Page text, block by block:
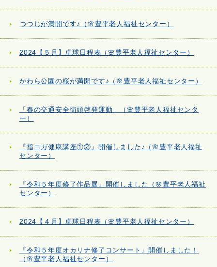
つつじが満開です♪（🌸豊平老人福祉センター）
2024【５月】卓球日程表（🌸豊平老人福祉センター）
かわら公園の桜が満開です♪（🌸豊平老人福祉センター）
「春の交通安全街頭啓発運動」（🌸豊平老人福祉センタ
ー）
『指ヨガ健康講座①②』開催しました♪（🌸豊平老人福祉
センター）
『令和５年度修了作品展』開催しました（🌸豊平老人福祉
センター）
2024【４月】卓球日程表（🌸豊平老人福祉センター）
『令和５年度オカリナ修了コンサート』開催しました！
（🌸豊平老人福祉センター）